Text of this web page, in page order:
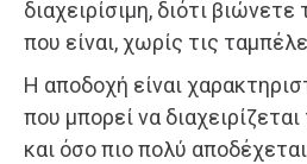
διαχειρίσιμη, διότι
που είναι, χωρίς τις
Η αποδοχή είναι
που μπορεί να
και όσο πιο πολύ